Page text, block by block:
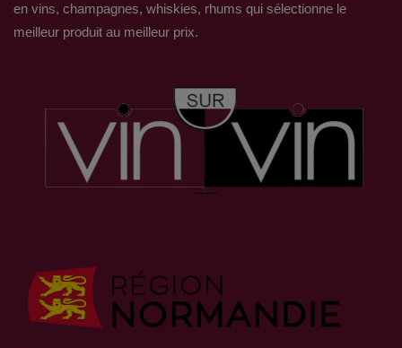
en vins, champagnes, whiskies, rhums qui sélectionne le
meilleur produit au meilleur prix.